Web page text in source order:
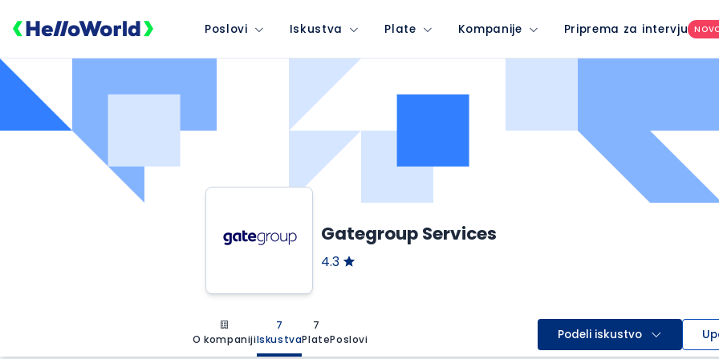
Poslovi Iskustva Plate Kompanije Priprema za intervju
Gategroup Services
4.3
O kompaniji
7
Iskustva
7
PlatePoslovi Podeli iskustvo